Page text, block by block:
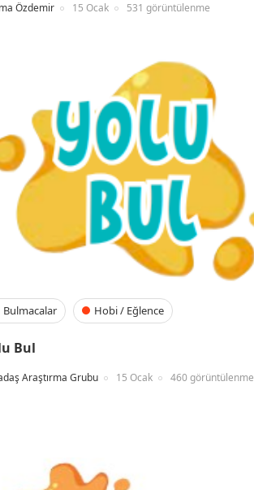
Özdemir 15 Ocak 531 görüntülenme
Bulmacalar Hobi / Eğlence
Bul
Araştırma Grubu 15 Ocak 460 görüntülenme